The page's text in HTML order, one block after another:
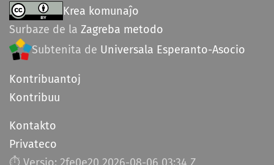
Krea komunaĵo
Surbaze de la Zagreba metodo
Subtenita de Universala Esperanto-Asocio
Kontribuantoj
Kontribuu
Kontakto
Privateco